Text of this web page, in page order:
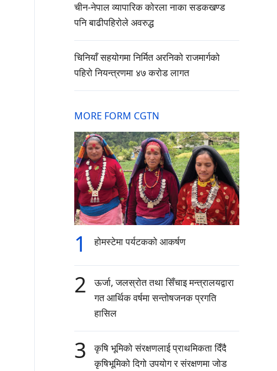
चीन-नेपाल व्यापारिक कोरला नाका सडकखण्ड
पनि बाढीपहिरोले अवरुद्ध
चिनियाँ सहयोगमा निर्मित अरनिको राजमार्गको
पहिरो नियन्त्रणमा ४७ करोड लागत
MORE FORM CGTN
1 होमस्टेमा पर्यटकको आकर्षण
2
ऊर्जा, जलस्रोत तथा सिँचाइ मन्त्रालयद्वारा
गत आर्थिक वर्षमा सन्तोषजनक प्रगति
हासिल
3
कृषि भूमिको संरक्षणलाई प्राथमिकता दिँदै
कृषिभूमिको दिगो उपयोग र संरक्षणमा जोड